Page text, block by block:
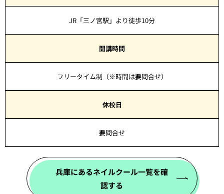
JR「三ノ宮駅」より徒歩10分
開講時間
フリータイム制（※時間は要問合せ）
休校日
要問合せ
兵庫にあるネイルクール一覧を確
認する